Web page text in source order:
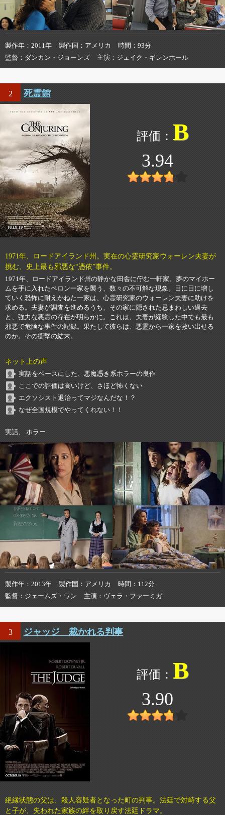
製作年 2011年 製作国 アメリカ 時間
93分
監督
ダンカン・ジョーンズ 主演 ジェイク・ギレンホール
2 死霊館
B
3.94
1971年、ロードアイランド州。実在の心霊研究家ウォーレン夫妻が
挑む、史上最も邪悪な“憑依”事件。
1971年、ロードアイランド州の静かな田舎に佇む一軒家。夢のマイホー
ムを手に入れたペロン一家を襲う、数々の不可解な現象。日に日に増し
ていく恐怖に耐えかねた一家は、心霊研究家のウォーレン夫妻に助けを
求める。夫妻が調査を進めるうち、その家に隠された忌まわしい過去
と、強力な悪霊の存在が明らかに。これは、夫妻が経験した中でも最も
邪悪で危険な事件の記録。果たして彼らは、悪霊から一家を救い出せる
のか。その衝撃の結末。
ネット上の声
実話をベースにした、悪魔憑き系ホラーの良作
ここでの評価は高いけど、さほど怖くない
エクソシスト退治ってマジなんだな！？
なぜ全国規模でやってくれない！！
実話、 ホラー
製作年 2013年 製作国 アメリカ 時間
112分
監督
ジェームズ・ワン 主演 ヴェラ・ファーミガ
3 ジャッジ 裁かれる判事
B
3.90
絶縁状態の父は、殺人容疑者となった町の判事。法廷で対峙する父
と子が、失われた家族の絆を取り戻す法廷ドラマ。